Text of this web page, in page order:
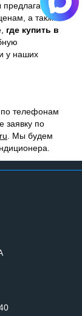
а также
где купить в
у наших
по телефонам
заявку по
. Мы будем